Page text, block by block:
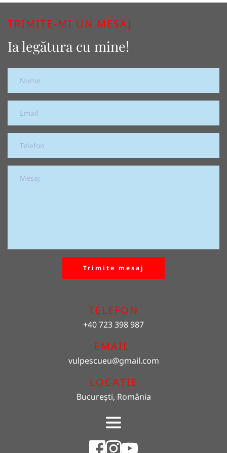
TRIMITE-MI UN MESAJ
Ia legătura cu mine!
Trimite mesaj
TELEFON
+40 723 398 987
EMAIL
vulpescueu@gmail.com
LOCAȚIE
București, România